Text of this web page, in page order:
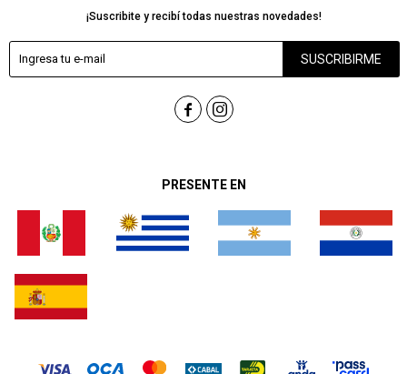
PRESENTE EN
¡Suscribite y recibí todas nuestras novedades!
SUSCRIBIRME
 